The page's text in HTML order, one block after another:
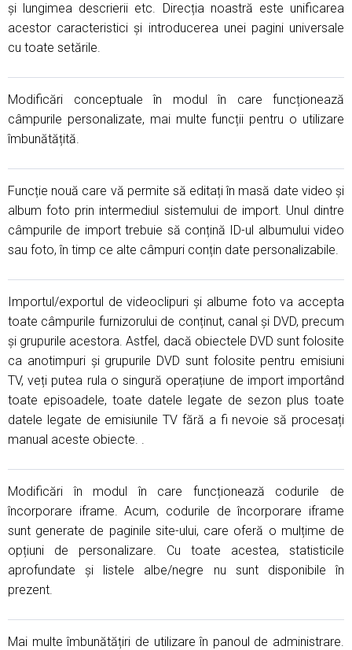
și lungimea descrierii etc. Direcția noastră este unificarea
acestor caracteristici și introducerea unei pagini universale
cu toate setările.
Modificări conceptuale în modul în care funcționează
câmpurile personalizate, mai multe funcții pentru o utilizare
îmbunătățită.
Funcție nouă care vă permite să editați în masă date video și
album foto prin intermediul sistemului de import. Unul dintre
câmpurile de import trebuie să conțină ID-ul albumului video
sau foto, în timp ce alte câmpuri conțin date personalizabile.
Importul/exportul de videoclipuri și albume foto va accepta
toate câmpurile furnizorului de conținut, canal și DVD, precum
și grupurile acestora. Astfel, dacă obiectele DVD sunt folosite
ca anotimpuri și grupurile DVD sunt folosite pentru emisiuni
TV, veți putea rula o singură operațiune de import importând
toate episoadele, toate datele legate de sezon plus toate
datele legate de emisiunile TV fără a fi nevoie să procesați
manual aceste obiecte. .
Modificări în modul în care funcționează codurile de
încorporare iframe. Acum, codurile de încorporare iframe
sunt generate de paginile site-ului, care oferă o mulțime de
opțiuni de personalizare. Cu toate acestea, statisticile
aprofundate și listele albe/negre nu sunt disponibile în
prezent.
Mai multe îmbunătățiri de utilizare în panoul de administrare.